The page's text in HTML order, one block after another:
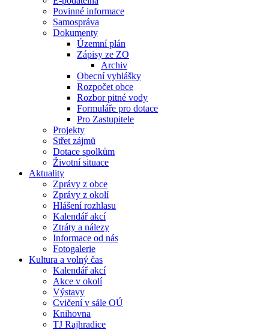
Povinné informace
Samospráva
Dokumenty
Územní plán
Zápisy ze ZO
Archiv
Obecní vyhlášky
Rozpočet obce
Rozbor pitné vody
Formuláře pro dotace
Pro Zastupitele
Projekty
Střet zájmů
Dotace spolkům
Životní situace
Aktuality
Zprávy z obce
Zprávy z okolí
Hlášení rozhlasu
Kalendář akcí
Ztráty a nálezy
Informace od nás
Fotogalerie
Kultura a volný čas
Kalendář akcí
Akce v okolí
Výstavy
Cvičení v sále OÚ
Knihovna
TJ Rajhradice